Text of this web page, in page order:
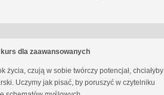
dla zaawansowanych
życia, czują w sobie twórczy potencjał, chciałyby
Uczymy jak pisać, by poruszyć w czytelniku